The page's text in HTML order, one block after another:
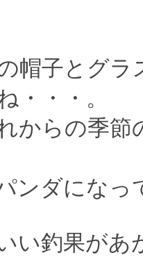
帽子とグラ
・・・。
からの季節
ンダになっ
い釣果があ